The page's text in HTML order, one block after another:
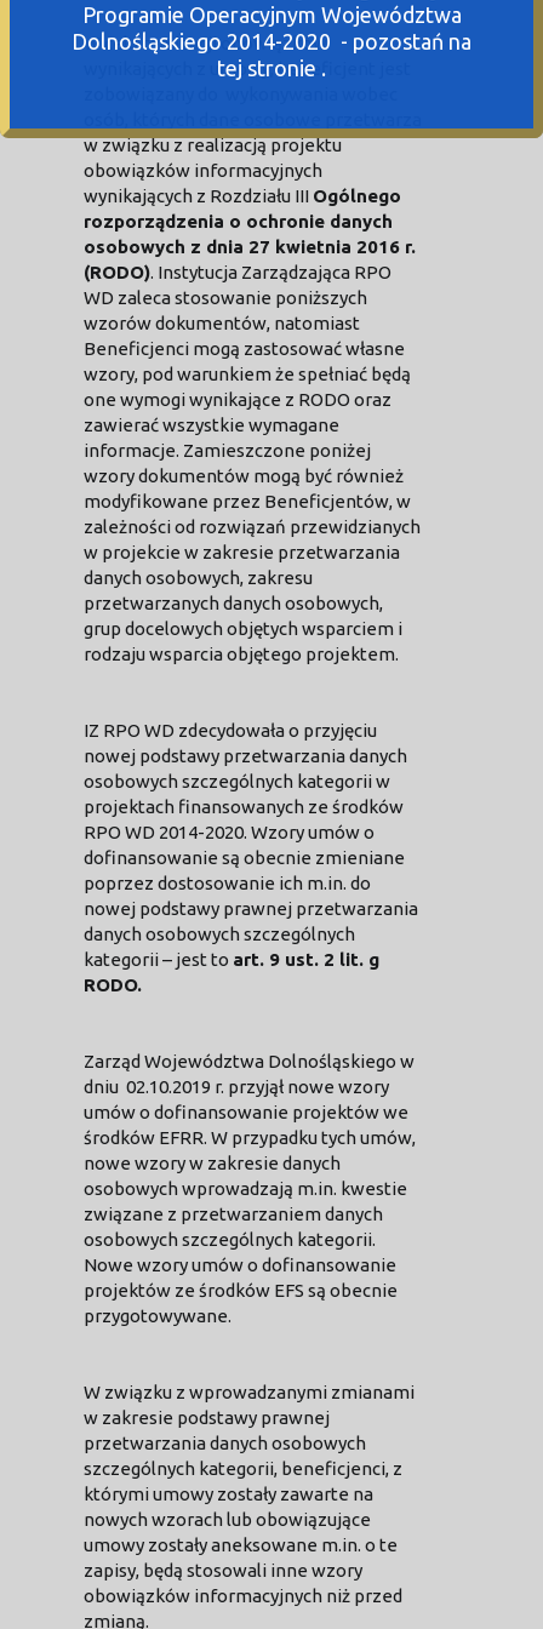
W celu realizacji obowiązków
wynikających z umowy, beneficjent jest
w związku z realizacją projektu
obowiązków informacyjnych
wynikających z Rozdziału III Ogólnego
rozporządzenia o ochronie danych
osobowych z dnia 27 kwietnia 2016 r.
(RODO). Instytucja Zarządzająca RPO
WD zaleca stosowanie poniższych
wzorów dokumentów, natomiast
Beneficjenci mogą zastosować własne
wzory, pod warunkiem że spełniać będą
one wymogi wynikające z RODO oraz
zawierać wszystkie wymagane
informacje. Zamieszczone poniżej
wzory dokumentów mogą być również
modyfikowane przez Beneficjentów, w
zależności od rozwiązań przewidzianych
w projekcie w zakresie przetwarzania
danych osobowych, zakresu
przetwarzanych danych osobowych,
grup docelowych objętych wsparciem i
rodzaju wsparcia objętego projektem.
IZ RPO WD zdecydowała o przyjęciu
nowej podstawy przetwarzania danych
osobowych szczególnych kategorii w
projektach finansowanych ze środków
RPO WD 2014-2020. Wzory umów o
dofinansowanie są obecnie zmieniane
poprzez dostosowanie ich m.in. do
nowej podstawy prawnej przetwarzania
danych osobowych szczególnych
kategorii – jest to art. 9 ust. 2 lit. g
RODO.
Zarząd Województwa Dolnośląskiego w
dniu 02.10.2019 r. przyjął nowe wzory
umów o dofinansowanie projektów we
środków EFRR. W przypadku tych umów,
nowe wzory w zakresie danych
osobowych wprowadzają m.in. kwestie
związane z przetwarzaniem danych
osobowych szczególnych kategorii.
Nowe wzory umów o dofinansowanie
projektów ze środków EFS są obecnie
przygotowywane.
W związku z wprowadzanymi zmianami
w zakresie podstawy prawnej
przetwarzania danych osobowych
szczególnych kategorii, beneficjenci, z
którymi umowy zostały zawarte na
nowych wzorach lub obowiązujące
umowy zostały aneksowane m.in. o te
zapisy, będą stosowali inne wzory
obowiązków informacyjnych niż przed
zmianą.
Programie Operacyjnym Województwa
Dolnośląskiego 2014-2020 - pozostań na
tej stronie .